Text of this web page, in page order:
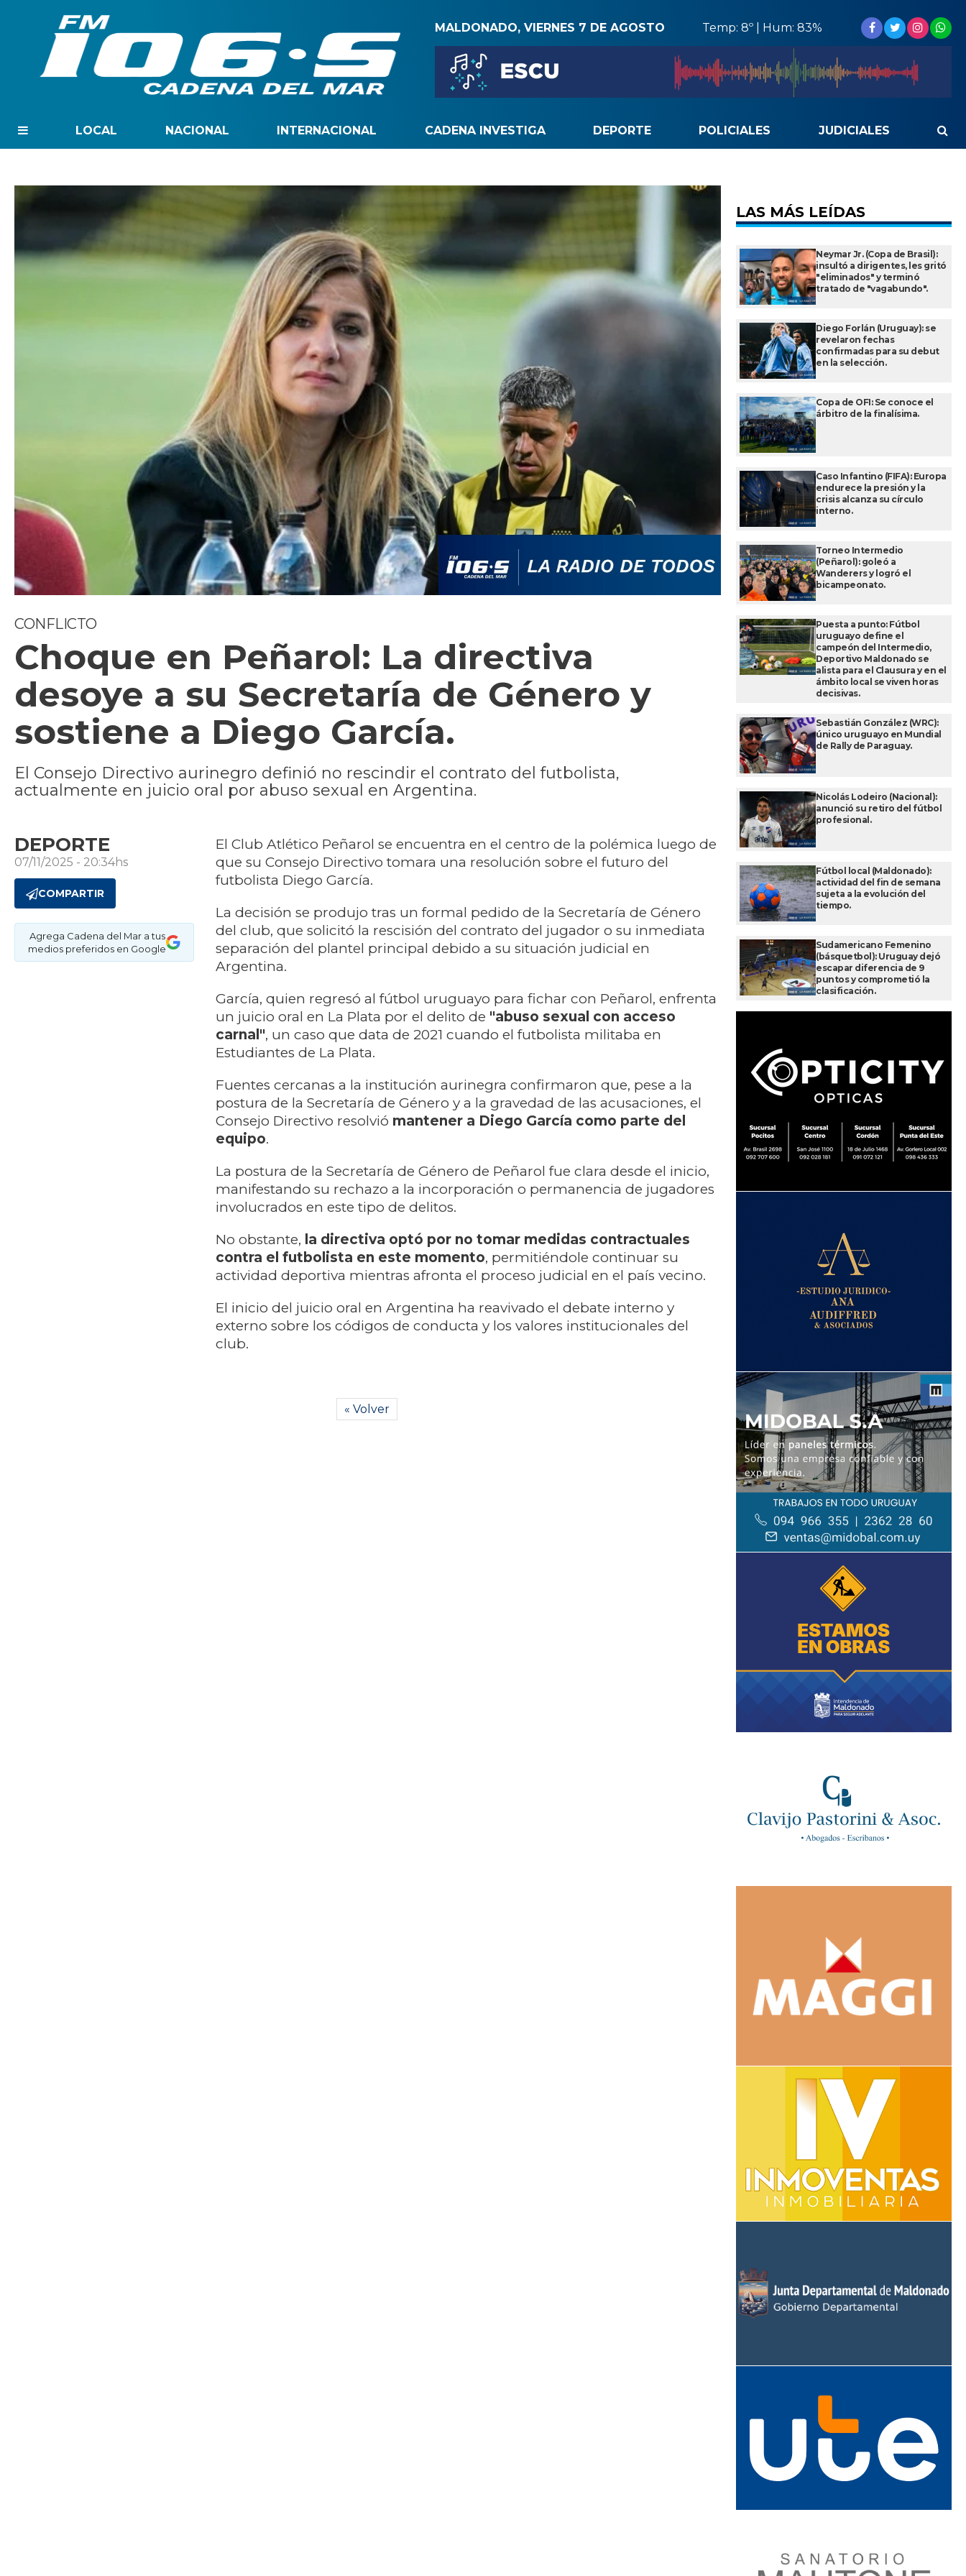
MALDONADO, VIERNES 7 DE AGOSTO Temp: 8º | Hum: 83%
LOCAL NACIONAL INTERNACIONAL CADENA INVESTIGA DEPORTE POLICIALES JUDICIALES
CONFLICTO
Choque en Peñarol: La directiva
desoye a su Secretaría de Género y
sostiene a Diego García.
El Consejo Directivo aurinegro definió no rescindir el contrato del futbolista,
actualmente en juicio oral por abuso sexual en Argentina.
DEPORTE
07/11/2025 - 20:34hs
COMPARTIR
Agrega Cadena del Mar a tus
medios preferidos en Google
El Club Atlético Peñarol se encuentra en el centro de la polémica luego de
que su Consejo Directivo tomara una resolución sobre el futuro del
futbolista Diego García.
La decisión se produjo tras un formal pedido de la Secretaría de Género
del club, que solicitó la rescisión del contrato del jugador o su inmediata
separación del plantel principal debido a su situación judicial en
Argentina. ​
García, quien regresó al fútbol uruguayo para fichar con Peñarol, enfrenta
un juicio oral en La Plata por el delito de "abuso sexual con acceso
carnal", un caso que data de 2021 cuando el futbolista militaba en
Estudiantes de La Plata. ​
Fuentes cercanas a la institución aurinegra confirmaron que, pese a la
postura de la Secretaría de Género y a la gravedad de las acusaciones, el
Consejo Directivo resolvió mantener a Diego García como parte del
equipo. ​
La postura de la Secretaría de Género de Peñarol fue clara desde el inicio,
manifestando su rechazo a la incorporación o permanencia de jugadores
involucrados en este tipo de delitos.
No obstante, la directiva optó por no tomar medidas contractuales
contra el futbolista en este momento, permitiéndole continuar su
actividad deportiva mientras afronta el proceso judicial en el país vecino.
El inicio del juicio oral en Argentina ha reavivado el debate interno y
externo sobre los códigos de conducta y los valores institucionales del
club.
« Volver
LAS MÁS LEÍDAS
Neymar Jr. (Copa de Brasil):
insultó a dirigentes, les gritó
"eliminados" y terminó
tratado de "vagabundo".
Diego Forlán (Uruguay): se
revelaron fechas
confirmadas para su debut
en la selección.
Copa de OFI: Se conoce el
árbitro de la finalísima.
Caso Infantino (FIFA): Europa
endurece la presión y la
crisis alcanza su círculo
interno.
Torneo Intermedio
(Peñarol): goleó a
Wanderers y logró el
bicampeonato.
Puesta a punto: Fútbol
uruguayo define el
campeón del Intermedio,
Deportivo Maldonado se
alista para el Clausura y en el
ámbito local se viven horas
decisivas.
Sebastián González (WRC):
único uruguayo en Mundial
de Rally de Paraguay.
Nicolás Lodeiro (Nacional):
anunció su retiro del fútbol
profesional.
Fútbol local (Maldonado):
actividad del fin de semana
sujeta a la evolución del
tiempo.
Sudamericano Femenino
(básquetbol): Uruguay dejó
escapar diferencia de 9
puntos y comprometió la
clasificación.